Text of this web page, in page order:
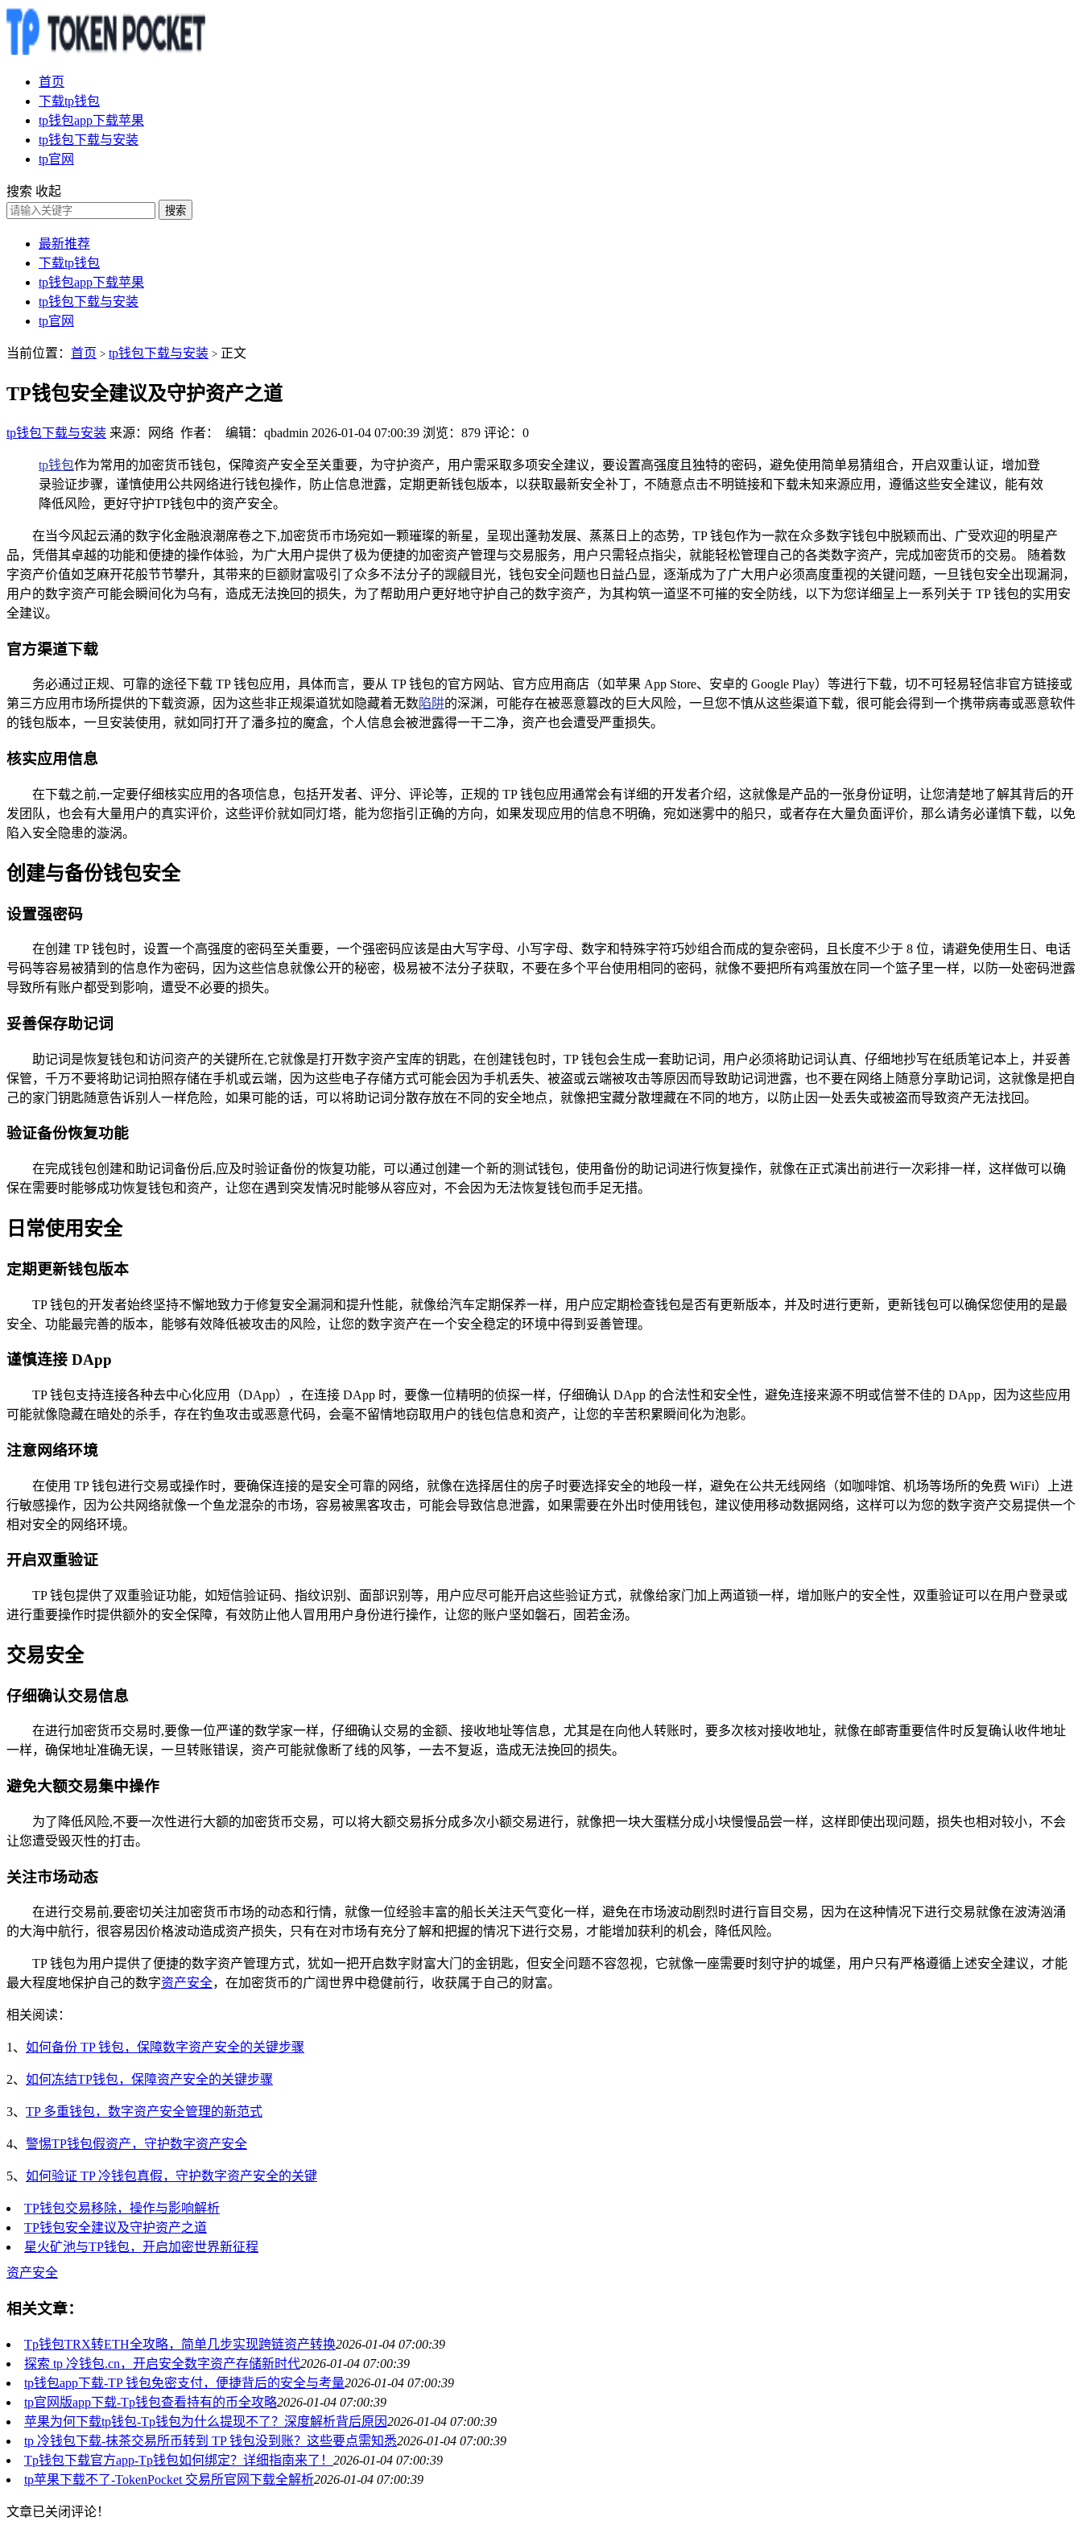
首页
下载tp钱包
tp钱包app下载苹果
tp钱包下载与安装
tp官网
搜索 收起
搜索
最新推荐
下载tp钱包
tp钱包app下载苹果
tp钱包下载与安装
tp官网
当前位置： 首页 > tp钱包下载与安装 > 正文
TP钱包安全建议及守护资产之道
tp钱包下载与安装 来源：网络 作者： 编辑：qbadmin 2026-01-04 07:00:39 浏览：879 评论：0
tp钱包作为常用的加密货币钱包，保障资产安全至关重要，为守护资产，用户需采取多项安全建议，要设置高强度且独特的密码，避免使用简单易猜组合，开启双重认证，增加登
录验证步骤，谨慎使用公共网络进行钱包操作，防止信息泄露，定期更新钱包版本，以获取最新安全补丁，不随意点击不明链接和下载未知来源应用，遵循这些安全建议，能有效
降低风险，更好守护TP钱包中的资产安全。
在当今风起云涌的数字化金融浪潮席卷之下,加密货币市场宛如一颗璀璨的新星，呈现出蓬勃发展、蒸蒸日上的态势，TP 钱包作为一款在众多数字钱包中脱颖而出、广受欢迎的明星产
品，凭借其卓越的功能和便捷的操作体验，为广大用户提供了极为便捷的加密资产管理与交易服务，用户只需轻点指尖，就能轻松管理自己的各类数字资产，完成加密货币的交易。 随着数
字资产价值如芝麻开花般节节攀升，其带来的巨额财富吸引了众多不法分子的觊觎目光，钱包安全问题也日益凸显，逐渐成为了广大用户必须高度重视的关键问题，一旦钱包安全出现漏洞，
用户的数字资产可能会瞬间化为乌有，造成无法挽回的损失，为了帮助用户更好地守护自己的数字资产，为其构筑一道坚不可摧的安全防线，以下为您详细呈上一系列关于 TP 钱包的实用安
全建议。
官方渠道下载
务必通过正规、可靠的途径下载 TP 钱包应用，具体而言，要从 TP 钱包的官方网站、官方应用商店（如苹果 App Store、安卓的 Google Play）等进行下载，切不可轻易轻信非官方链接或
第三方应用市场所提供的下载资源，因为这些非正规渠道犹如隐藏着无数陷阱的深渊，可能存在被恶意篡改的巨大风险，一旦您不慎从这些渠道下载，很可能会得到一个携带病毒或恶意软件
的钱包版本，一旦安装使用，就如同打开了潘多拉的魔盒，个人信息会被泄露得一干二净，资产也会遭受严重损失。
核实应用信息
在下载之前,一定要仔细核实应用的各项信息，包括开发者、评分、评论等，正规的 TP 钱包应用通常会有详细的开发者介绍，这就像是产品的一张身份证明，让您清楚地了解其背后的开
发团队，也会有大量用户的真实评价，这些评价就如同灯塔，能为您指引正确的方向，如果发现应用的信息不明确，宛如迷雾中的船只，或者存在大量负面评价，那么请务必谨慎下载，以免
陷入安全隐患的漩涡。
创建与备份钱包安全
设置强密码
在创建 TP 钱包时，设置一个高强度的密码至关重要，一个强密码应该是由大写字母、小写字母、数字和特殊字符巧妙组合而成的复杂密码，且长度不少于 8 位，请避免使用生日、电话
号码等容易被猜到的信息作为密码，因为这些信息就像公开的秘密，极易被不法分子获取，不要在多个平台使用相同的密码，就像不要把所有鸡蛋放在同一个篮子里一样，以防一处密码泄露
导致所有账户都受到影响，遭受不必要的损失。
妥善保存助记词
助记词是恢复钱包和访问资产的关键所在,它就像是打开数字资产宝库的钥匙，在创建钱包时，TP 钱包会生成一套助记词，用户必须将助记词认真、仔细地抄写在纸质笔记本上，并妥善
保管，千万不要将助记词拍照存储在手机或云端，因为这些电子存储方式可能会因为手机丢失、被盗或云端被攻击等原因而导致助记词泄露，也不要在网络上随意分享助记词，这就像是把自
己的家门钥匙随意告诉别人一样危险，如果可能的话，可以将助记词分散存放在不同的安全地点，就像把宝藏分散埋藏在不同的地方，以防止因一处丢失或被盗而导致资产无法找回。
验证备份恢复功能
在完成钱包创建和助记词备份后,应及时验证备份的恢复功能，可以通过创建一个新的测试钱包，使用备份的助记词进行恢复操作，就像在正式演出前进行一次彩排一样，这样做可以确
保在需要时能够成功恢复钱包和资产，让您在遇到突发情况时能够从容应对，不会因为无法恢复钱包而手足无措。
日常使用安全
定期更新钱包版本
TP 钱包的开发者始终坚持不懈地致力于修复安全漏洞和提升性能，就像给汽车定期保养一样，用户应定期检查钱包是否有更新版本，并及时进行更新，更新钱包可以确保您使用的是最
安全、功能最完善的版本，能够有效降低被攻击的风险，让您的数字资产在一个安全稳定的环境中得到妥善管理。
谨慎连接 DApp
TP 钱包支持连接各种去中心化应用（DApp），在连接 DApp 时，要像一位精明的侦探一样，仔细确认 DApp 的合法性和安全性，避免连接来源不明或信誉不佳的 DApp，因为这些应用
可能就像隐藏在暗处的杀手，存在钓鱼攻击或恶意代码，会毫不留情地窃取用户的钱包信息和资产，让您的辛苦积累瞬间化为泡影。
注意网络环境
在使用 TP 钱包进行交易或操作时，要确保连接的是安全可靠的网络，就像在选择居住的房子时要选择安全的地段一样，避免在公共无线网络（如咖啡馆、机场等场所的免费 WiFi）上进
行敏感操作，因为公共网络就像一个鱼龙混杂的市场，容易被黑客攻击，可能会导致信息泄露，如果需要在外出时使用钱包，建议使用移动数据网络，这样可以为您的数字资产交易提供一个
相对安全的网络环境。
开启双重验证
TP 钱包提供了双重验证功能，如短信验证码、指纹识别、面部识别等，用户应尽可能开启这些验证方式，就像给家门加上两道锁一样，增加账户的安全性，双重验证可以在用户登录或
进行重要操作时提供额外的安全保障，有效防止他人冒用用户身份进行操作，让您的账户坚如磐石，固若金汤。
交易安全
仔细确认交易信息
在进行加密货币交易时,要像一位严谨的数学家一样，仔细确认交易的金额、接收地址等信息，尤其是在向他人转账时，要多次核对接收地址，就像在邮寄重要信件时反复确认收件地址
一样，确保地址准确无误，一旦转账错误，资产可能就像断了线的风筝，一去不复返，造成无法挽回的损失。
避免大额交易集中操作
为了降低风险,不要一次性进行大额的加密货币交易，可以将大额交易拆分成多次小额交易进行，就像把一块大蛋糕分成小块慢慢品尝一样，这样即使出现问题，损失也相对较小，不会
让您遭受毁灭性的打击。
关注市场动态
在进行交易前,要密切关注加密货币市场的动态和行情，就像一位经验丰富的船长关注天气变化一样，避免在市场波动剧烈时进行盲目交易，因为在这种情况下进行交易就像在波涛汹涌
的大海中航行，很容易因价格波动造成资产损失，只有在对市场有充分了解和把握的情况下进行交易，才能增加获利的机会，降低风险。
TP 钱包为用户提供了便捷的数字资产管理方式，犹如一把开启数字财富大门的金钥匙，但安全问题不容忽视，它就像一座需要时刻守护的城堡，用户只有严格遵循上述安全建议，才能
最大程度地保护自己的数字资产安全，在加密货币的广阔世界中稳健前行，收获属于自己的财富。
相关阅读：
1、 如何备份 TP 钱包，保障数字资产安全的关键步骤
2、 如何冻结TP钱包，保障资产安全的关键步骤
3、 TP 多重钱包，数字资产安全管理的新范式
4、 警惕TP钱包假资产，守护数字资产安全
5、 如何验证 TP 冷钱包真假，守护数字资产安全的关键
TP钱包交易移除，操作与影响解析
TP钱包安全建议及守护资产之道
星火矿池与TP钱包，开启加密世界新征程
资产安全
相关文章：
Tp钱包TRX转ETH全攻略，简单几步实现跨链资产转换2026-01-04 07:00:39
探索 tp 冷钱包.cn，开启安全数字资产存储新时代2026-01-04 07:00:39
tp钱包app下载-TP 钱包免密支付，便捷背后的安全与考量2026-01-04 07:00:39
tp官网版app下载-Tp钱包查看持有的币全攻略2026-01-04 07:00:39
苹果为何下载tp钱包-Tp钱包为什么提现不了？深度解析背后原因2026-01-04 07:00:39
tp 冷钱包下载-抹茶交易所币转到 TP 钱包没到账？这些要点需知悉2026-01-04 07:00:39
Tp钱包下载官方app-Tp钱包如何绑定？详细指南来了！ 2026-01-04 07:00:39
tp苹果下载不了-TokenPocket 交易所官网下载全解析2026-01-04 07:00:39
文章已关闭评论！